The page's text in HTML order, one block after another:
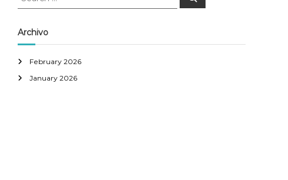
r
c
f
o
Archivo
February 2026
January 2026